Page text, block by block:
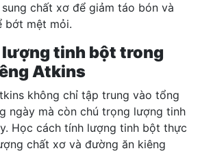
chất xơ để giảm táo bón và
bớt mệt mỏi.
lượng tinh bột trong
Atkins
không chỉ tập trung vào tổng
ngày mà còn chú trọng lượng tinh
Học cách tính lượng tinh bột thực
chất xơ và đường ăn kiêng